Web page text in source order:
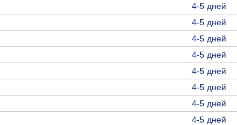
4-5 дней
4-5 дней
4-5 дней
4-5 дней
4-5 дней
4-5 дней
4-5 дней
4-5 дней